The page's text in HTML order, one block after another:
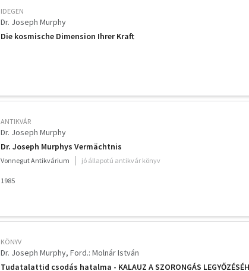
IDEGEN
Dr. Joseph Murphy
Die kosmische Dimension Ihrer Kraft
ANTIKVÁR
Dr. Joseph Murphy
Dr. Joseph Murphys Vermächtnis
Vonnegut Antikvárium jó állapotú antikvár könyv
1985
KÖNYV
Dr. Joseph Murphy Ford.: Molnár István
Tudatalattid csodás hatalma - KALAUZ A SZORONGÁS